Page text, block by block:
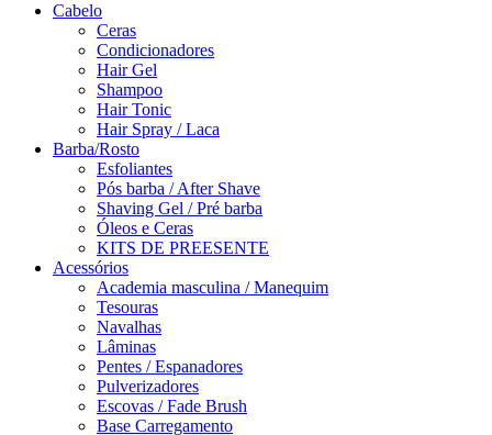
Cabelo
Ceras
Condicionadores
Hair Gel
Shampoo
Hair Tonic
Hair Spray / Laca
Barba/Rosto
Esfoliantes
Pós barba / After Shave
Shaving Gel / Pré barba
Óleos e Ceras
KITS DE PREESENTE
Acessórios
Academia masculina / Manequim
Tesouras
Navalhas
Lâminas
Pentes / Espanadores
Pulverizadores
Escovas / Fade Brush
Base Carregamento